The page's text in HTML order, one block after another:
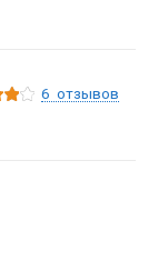
6 отзывов